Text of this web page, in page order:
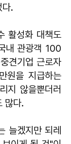
.
활성화 대책도
내 관광객 100
견기업 근로자
원을 지급하는
지 않을뿐더러
많다.
늘겠지만 되레